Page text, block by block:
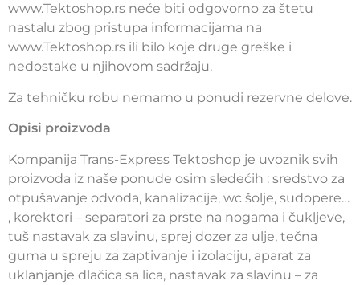
www.Tektoshop.rs neće biti odgovorno za štetu
nastalu zbog pristupa informacijama na
www.Tektoshop.rs ili bilo koje druge greške i
nedostake u njihovom sadržaju.
Za tehničku robu nemamo u ponudi rezervne delove.
Opisi proizvoda
Kompanija Trans-Express Tektoshop je uvoznik svih
proizvoda iz naše ponude osim sledećih : sredstvo za
otpušavanje odvoda, kanalizacije, wc šolje, sudopere…
, korektori – separatori za prste na nogama i čukljeve,
tuš nastavak za slavinu, sprej dozer za ulje, tečna
guma u spreju za zaptivanje i izolaciju, aparat za
uklanjanje dlačica sa lica, nastavak za slavinu – za